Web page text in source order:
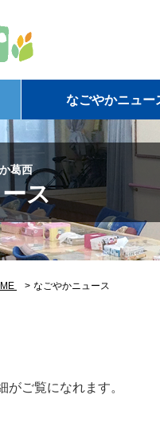
なごやかニュー
葛西
ス
> なごやかニュース
がご覧になれます。